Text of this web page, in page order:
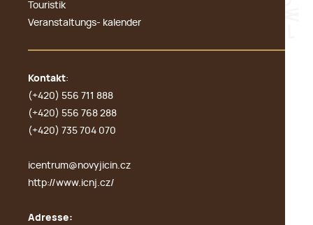
Touristik
Veranstaltungs- kalender
Kontakt:
(+420) 556 711 888
(+420) 556 768 288
(+420) 735 704 070
icentrum@novyjicin.cz
http://www.icnj.cz/
Adresse: